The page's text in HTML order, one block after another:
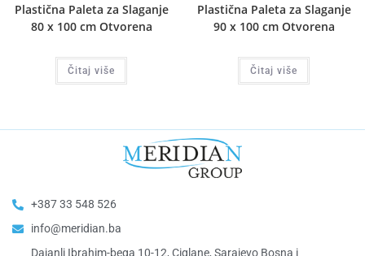
Plastična Paleta za Slaganje
80 x 100 cm Otvorena
Čitaj više
Plastična Paleta za Slaganje
90 x 100 cm Otvorena
Čitaj više
+387 33 548 526
info@meridian.ba
Dajanli Ibrahim-bega 10-12, Ciglane, Sarajevo Bosna i